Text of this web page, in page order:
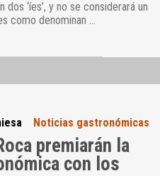
dos ‘íes’, y no se considerará un
como denominan
Noticias gastronómicas
premiarán la
con los